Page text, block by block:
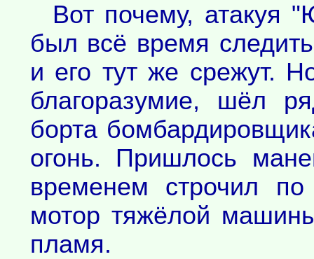
Вот почему, атакуя
был всё время
и его тут же срежут.
благоразумие, шёл
борта
огонь. Пришлось
временем строчил
мотор тяжёлой
пламя.